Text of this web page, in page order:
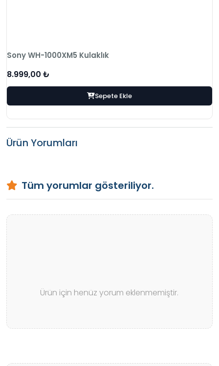
Sony WH-1000XM5 Kulaklık
8.999,00 ₺
Sepete Ekle
Ürün Yorumları
Tüm yorumlar gösteriliyor.
Ürün için henüz yorum eklenmemiştir.